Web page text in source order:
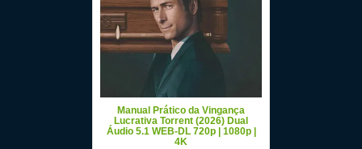
Manual Prático da Vingança
Lucrativa Torrent (2026) Dual
Áudio 5.1 WEB-DL 720p | 1080p |
4K